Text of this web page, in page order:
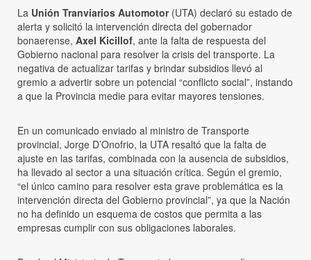
La Unión Tranviarios Automotor(UTA) declaró su estado de
alerta y solicitó la intervención directa del gobernador
bonaerense, Axel Kicillof, ante la falta de respuesta del
Gobierno nacional para resolver la crisis del transporte. La
negativa de actualizar tarifas y brindar subsidios llevó al
gremio a advertir sobre un potencial “conflicto social”, instando
a que la Provincia medie para evitar mayores tensiones.
En un comunicado enviado al ministro de Transporte
provincial, Jorge D’Onofrio, la UTA resaltó que la falta de
ajuste en las tarifas, combinada con la ausencia de subsidios,
ha llevado al sector a una situación crítica. Según el gremio,
“el único camino para resolver esta grave problemática es la
intervención directa del Gobierno provincial”, ya que la Nación
no ha definido un esquema de costos que permita a las
empresas cumplir con sus obligaciones laborales.